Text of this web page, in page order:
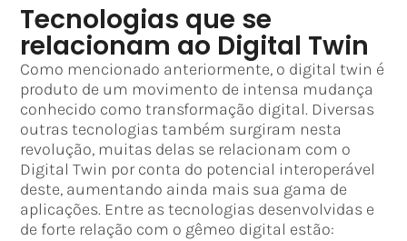
Tecnologias que se
relacionam ao Digital Twin
Como mencionado anteriormente, o digital twin é
produto de um movimento de intensa mudança
conhecido como transformação digital. Diversas
outras tecnologias também surgiram nesta
revolução, muitas delas se relacionam com o
Digital Twin por conta do potencial interoperável
deste, aumentando ainda mais sua gama de
aplicações. Entre as tecnologias desenvolvidas e
de forte relação com o gêmeo digital estão: